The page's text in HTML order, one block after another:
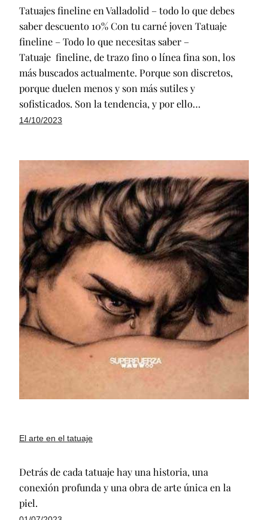
Tatuajes fineline en Valladolid – todo lo que debes
saber descuento 10% Con tu carné joven Tatuaje
fineline – Todo lo que necesitas saber –
Tatuaje fineline, de trazo fino o línea fina son, los
más buscados actualmente. Porque son discretos,
porque duelen menos y son más sutiles y
sofisticados. Son la tendencia, y por ello…
14/10/2023
El arte en el tatuaje
Detrás de cada tatuaje hay una historia, una
conexión profunda y una obra de arte única en la
piel.